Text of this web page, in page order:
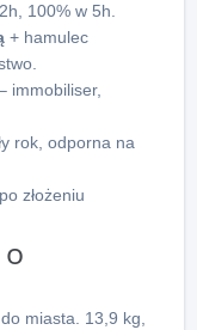
100% w 5h.
+ hamulec
immobiliser,
rok, odporna na
złożeniu
miasta. 13,9 kg,